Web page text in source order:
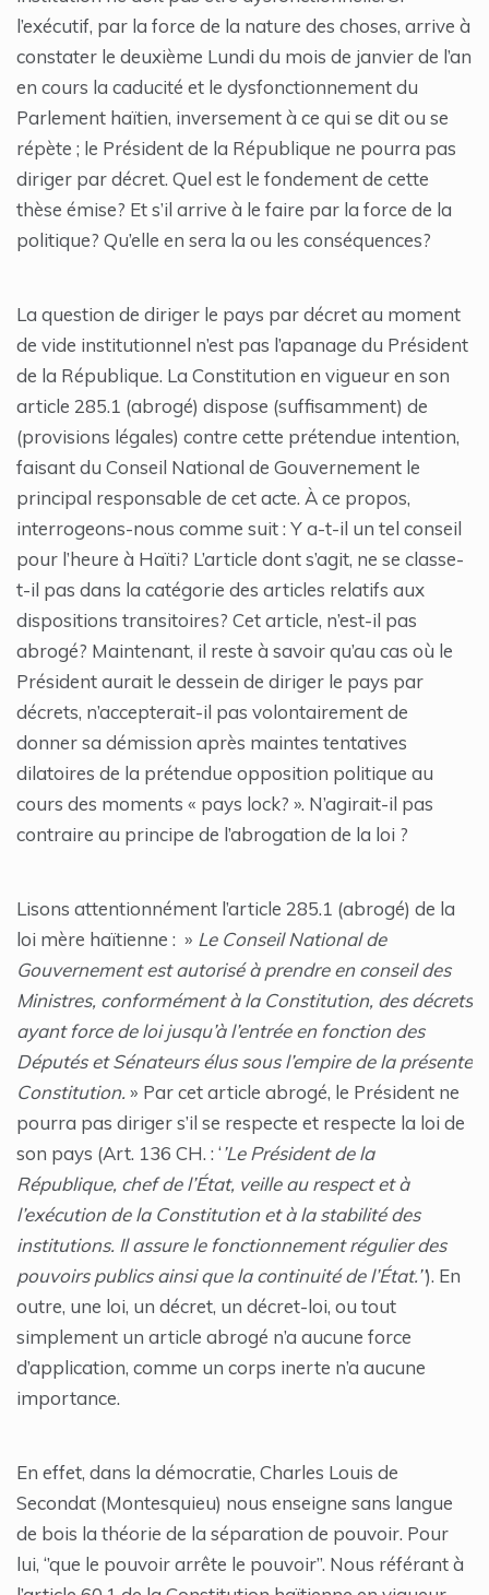
l’exécutif, par la force de la nature des choses, arrive à
constater le deuxième Lundi du mois de janvier de l’an
en cours la caducité et le dysfonctionnement du
Parlement haïtien, inversement à ce qui se dit ou se
répète ; le Président de la République ne pourra pas
diriger par décret. Quel est le fondement de cette
thèse émise? Et s’il arrive à le faire par la force de la
politique? Qu’elle en sera la ou les conséquences?
La question de diriger le pays par décret au moment
de vide institutionnel n’est pas l’apanage du Président
de la République. La Constitution en vigueur en son
article 285.1 (abrogé) dispose (suffisamment) de
(provisions légales) contre cette prétendue intention,
faisant du Conseil National de Gouvernement le
principal responsable de cet acte. À ce propos,
interrogeons-nous comme suit : Y a-t-il un tel conseil
pour l’heure à Haïti? L’article dont s’agit, ne se classe-
t-il pas dans la catégorie des articles relatifs aux
dispositions transitoires? Cet article, n’est-il pas
abrogé? Maintenant, il reste à savoir qu’au cas où le
Président aurait le dessein de diriger le pays par
décrets, n’accepterait-il pas volontairement de
donner sa démission après maintes tentatives
dilatoires de la prétendue opposition politique au
cours des moments « pays lock? ». N’agirait-il pas
contraire au principe de l’abrogation de la loi ?
Lisons attentionnément l’article 285.1 (abrogé) de la
loi mère haïtienne : » Le Conseil National de
Gouvernement est autorisé à prendre en conseil des
Ministres, conformément à la Constitution, des décrets
ayant force de loi jusqu’à l’entrée en fonction des
Députés et Sénateurs élus sous l’empire de la présente
Constitution.» Par cet article abrogé, le Président ne
pourra pas diriger s’il se respecte et respecte la loi de
son pays (Art. 136 CH. : ‘’Le Président de la
République, chef de l’État, veille au respect et à
l’exécution de la Constitution et à la stabilité des
institutions. Il assure le fonctionnement régulier des
pouvoirs publics ainsi que la continuité de l’État.’’). En
outre, une loi, un décret, un décret-loi, ou tout
simplement un article abrogé n’a aucune force
d’application, comme un corps inerte n’a aucune
importance.
En effet, dans la démocratie, Charles Louis de
Secondat (Montesquieu) nous enseigne sans langue
de bois la théorie de la séparation de pouvoir. Pour
lui, ‘’que le pouvoir arrête le pouvoir’’. Nous référant à